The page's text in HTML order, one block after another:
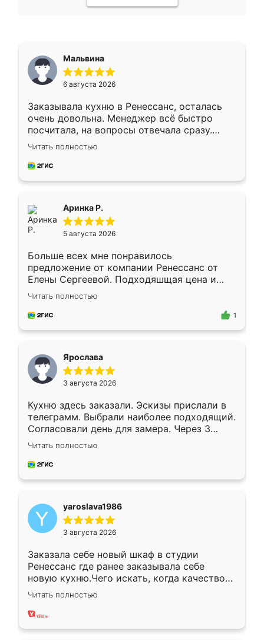
Мальвина
6 августа 2026
Заказывала кухню в Ренессанс, осталась
очень довольна. Менеджер всё быстро
посчитала, на вопросы отвечала сразу.
Замерщик приехал в субботу, подошёл к
делу со всей ответственностью. Собрали
за день, ребята работали аккуратно, даже
Читать полностью
Аринка Р.
5 августа 2026
Больше всех мне понравилось
предложение от компании Ренессанс от
Елены Сергеевой. Подходяшщая цена и
короткие сроки изготовления. Приехавший
для замера сотрудник Владислав
предложил по моему эскизу самый
Читать полностью
1
Ярослава
3 августа 2026
Кухню здесь заказали. Эскизы прислали в
телеграмм. Выбрали наиболее подходящий.
Согласовали день для замера. Через 3
недели кухня была уже готова. Остались
довольны работой. Спасибо Ренессанс
мебель за качественную работу!
Читать полностью
yaroslava1986
3 августа 2026
Заказала себе новый шкаф в студии
Ренессанс где ранее заказывала себе
новую кухню.Чего искать, когда качеством
вполне довольна. Служит кухня уже почти
два года, нареканий нет.
Читать полностью